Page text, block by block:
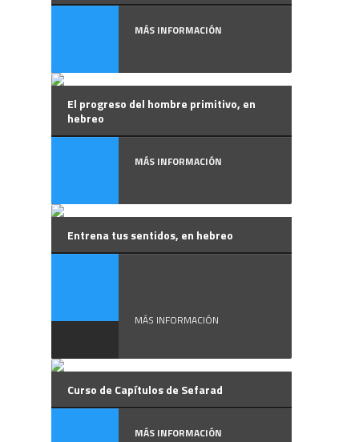
MÁS INFORMACIÓN
El progreso del hombre primitivo, en
hebreo
MÁS INFORMACIÓN
Entrena tus sentidos, en hebreo
MÁS INFORMACIÓN
Curso de Capítulos de Sefarad
MÁS INFORMACIÓN